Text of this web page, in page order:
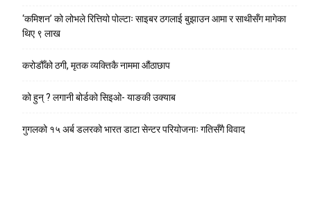
‘कमिशन’ को लोभले रित्तियो पोल्टाः साइबर ठगलाई बुझाउन आमा र साथीसँग मागेका
थिए ९ लाख
करोडौँको ठगी, मृतक व्यक्तिकै नाममा औंठाछाप
को हुन् ? लगानी बोर्डको सिइओ- याङकी उक्याब
गुगलको १५ अर्ब डलरको भारत डाटा सेन्टर परियोजनाः गतिसँगै विवाद